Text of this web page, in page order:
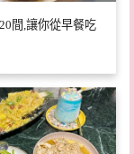
間,讓你從早餐吃